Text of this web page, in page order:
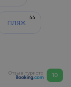
пляж
44
Отзыв туриста 10